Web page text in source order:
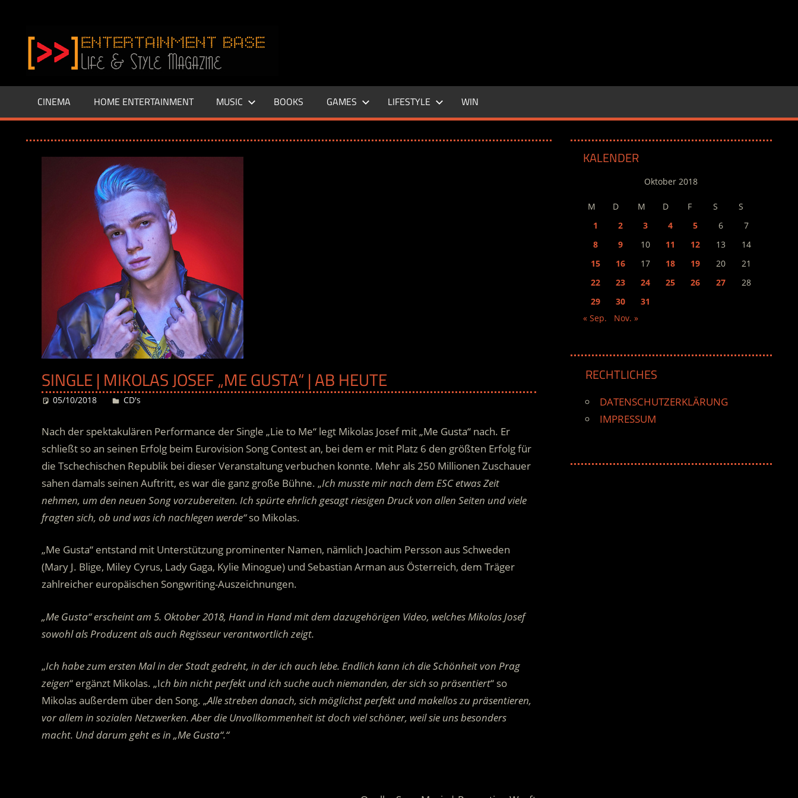
springen
–
LIFE
Base.de
CINEMA HOME ENTERTAINMENT MUSIC BOOKS GAMES LIFESTYLE WIN
SINGLE | MIKOLAS JOSEF „ME GUSTA“ | AB HEUTE
05/10/2018 Desiree
CD's
Nach der spektakulären Performance der Single „Lie to Me“ legt Mikolas Josef mit „Me Gusta“ nach. Er
schließt so an seinen Erfolg beim Eurovision Song Contest an, bei dem er mit Platz 6 den größten Erfolg für
die Tschechischen Republik bei dieser Veranstaltung verbuchen konnte. Mehr als 250 Millionen Zuschauer
sahen damals seinen Auftritt, es war die ganz große Bühne. „Ich musste mir nach dem ESC etwas Zeit
nehmen, um den neuen Song vorzubereiten. Ich spürte ehrlich gesagt riesigen Druck von allen Seiten und viele
fragten sich, ob und was ich nachlegen werde“so Mikolas.
„Me Gusta“ entstand mit Unterstützung prominenter Namen, nämlich Joachim Persson aus Schweden
(Mary J. Blige, Miley Cyrus, Lady Gaga, Kylie Minogue) und Sebastian Arman aus Österreich, dem Träger
zahlreicher europäischen Songwriting-Auszeichnungen.
„Me Gusta“ erscheint am 5. Oktober 2018, Hand in Hand mit dem dazugehörigen Video, welches Mikolas Josef
sowohl als Produzent als auch Regisseur verantwortlich zeigt.
„Ich habe zum ersten Mal in der Stadt gedreht, in der ich auch lebe. Endlich kann ich die Schönheit von Prag
zeigen“ ergänzt Mikolas. „Ich bin nicht perfekt und ich suche auch niemanden, der sich so präsentiert“ so
Mikolas außerdem über den Song. „Alle streben danach, sich möglichst perfekt und makellos zu präsentieren,
vor allem in sozialen Netzwerken. Aber die Unvollkommenheit ist doch viel schöner, weil sie uns besonders
macht. Und darum geht es in „Me Gusta“.“
KALENDER
Oktober 2018
M D M D F S
S
1
2 3 4 5 6
7
8
9 10 11 12 13
14
15
16 17 18 19 20
21
22
23 24 25 26 27
28
29
30
31
« Sep.
Nov. »
RECHTLICHES
DATENSCHUTZERKLÄRUNG
IMPRESSUM